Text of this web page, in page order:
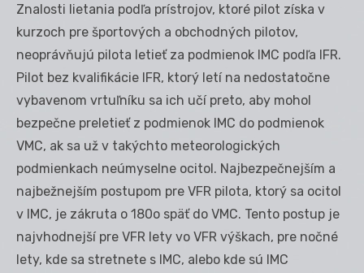
Znalosti lietania podľa prístrojov, ktoré pilot získa v
kurzoch pre športových a obchodných pilotov,
neoprávňujú pilota letieť za podmienok IMC podľa IFR.
Pilot bez kvalifikácie IFR, ktorý letí na nedostatočne
vybavenom vrtuľníku sa ich učí preto, aby mohol
bezpečne preletieť z podmienok IMC do podmienok
VMC, ak sa už v takýchto meteorologických
podmienkach neúmyselne ocitol. Najbezpečnejším a
najbežnejším postupom pre VFR pilota, ktorý sa ocitol
v IMC, je zákruta o 180o späť do VMC. Tento postup je
najvhodnejší pre VFR lety vo VFR výškach, pre nočné
lety, kde sa stretnete s IMC, alebo kde sú IMC